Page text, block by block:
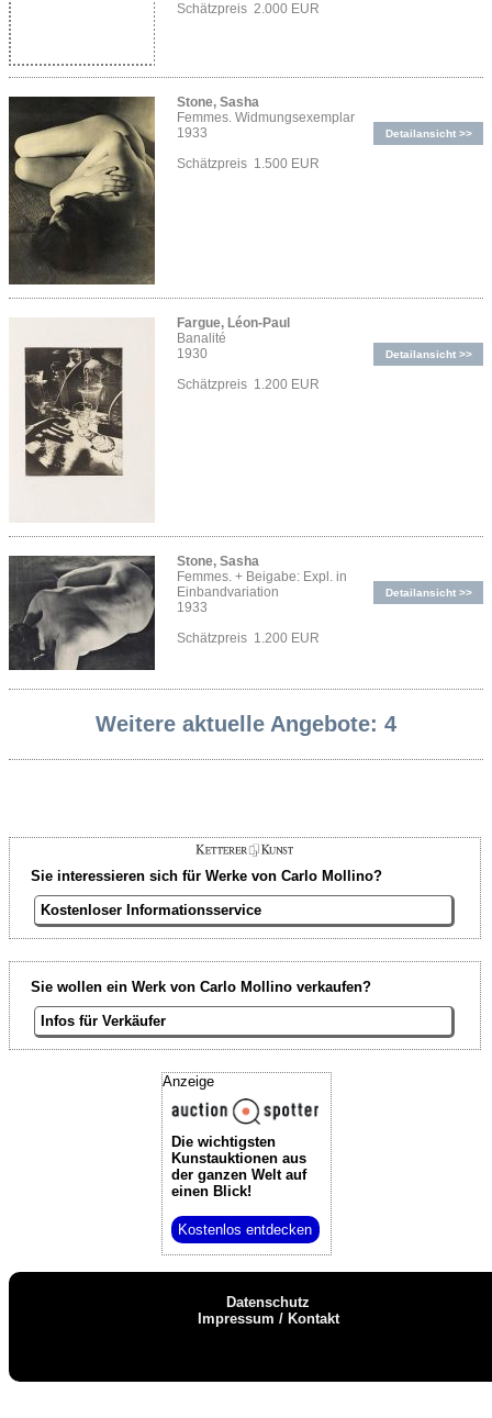
Schätzpreis 2.000 EUR
Stone, Sasha
Femmes. Widmungsexemplar
1933
Schätzpreis 1.500 EUR
Detailansicht >>
Fargue, Léon-Paul
Banalité
1930
Schätzpreis 1.200 EUR
Detailansicht >>
Stone, Sasha
Femmes. + Beigabe: Expl. in
Einbandvariation
1933
Schätzpreis 1.200 EUR
Detailansicht >>
Weitere aktuelle Angebote: 4
Sie interessieren sich für Werke von Carlo Mollino?
Kostenloser Informationsservice
Sie wollen ein Werk von Carlo Mollino verkaufen?
Infos für Verkäufer
Anzeige
Die wichtigsten
Kunstauktionenaus
der ganzen Welt auf
einen Blick!
Kostenlos entdecken
Datenschutz
Impressum / Kontakt